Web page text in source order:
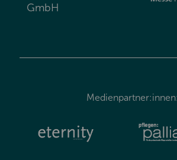
GmbH
Medienpartner:innen: